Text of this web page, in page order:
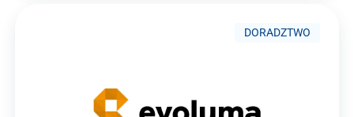
DORADZTWO